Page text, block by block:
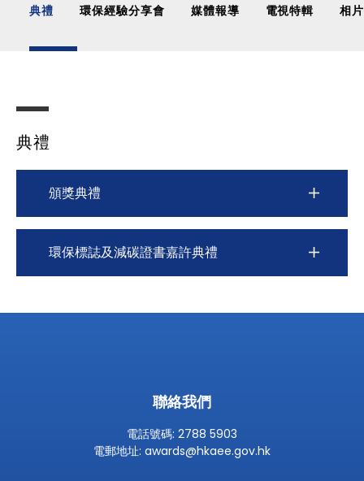
典禮 環保經驗分享會 媒體報導 電視特輯 相
典禮
頒獎典禮
環保標誌及減碳證書嘉許典禮
聯絡我們
電話號碼: 2788 5903
電郵地址: awards@hkaee.gov.hk